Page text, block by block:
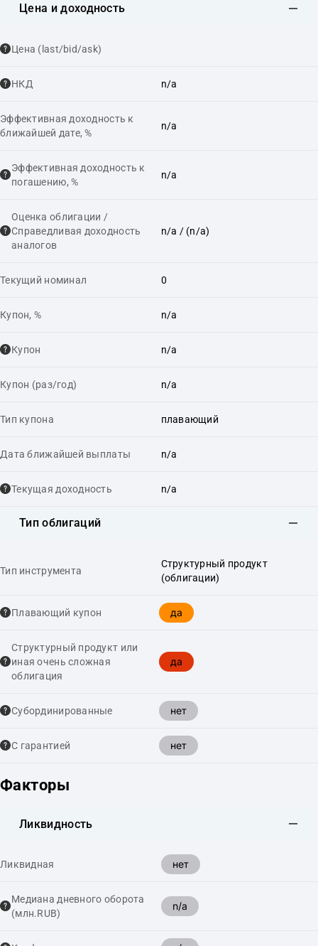
Цена и доходность
Цена (last/bid/ask)
НКД n/a
Эффективная доходность к
ближайшей дате, %
n/a
Эффективная доходность к
погашению, %
n/a
Оценка облигации /
Справедливая доходность
аналогов
n/a / (n/a)
Текущий номинал 0
Купон, % n/a
Купон n/a
Купон (раз/год) n/a
Тип купона плавающий
Дата ближайшей выплаты n/a
Текущая доходность n/a
Тип облигаций
Тип инструмента
Структурный продукт
(облигации)
Плавающий купон да
Структурный продукт или
иная очень сложная
облигация
да
Cубординированные нет
С гарантией нет
Факторы
Ликвидность
Ликвидная нет
Медиана дневного оборота
(млн.RUB)
n/a